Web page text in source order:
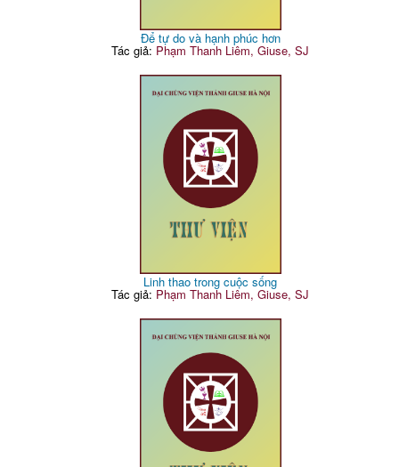
Để tự do và hạnh phúc hơn
Tác giả: Phạm Thanh Liêm, Giuse, SJ
Linh thao trong cuộc sống
Tác giả: Phạm Thanh Liêm, Giuse, SJ